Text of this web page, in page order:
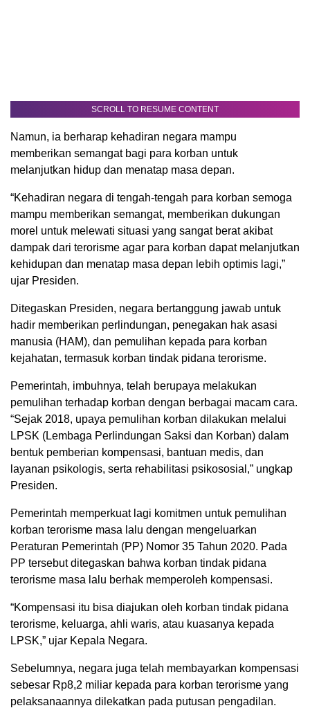
SCROLL TO RESUME CONTENT
Namun, ia berharap kehadiran negara mampu
memberikan semangat bagi para korban untuk
melanjutkan hidup dan menatap masa depan.
“Kehadiran negara di tengah-tengah para korban semoga
mampu memberikan semangat, memberikan dukungan
morel untuk melewati situasi yang sangat berat akibat
dampak dari terorisme agar para korban dapat melanjutkan
kehidupan dan menatap masa depan lebih optimis lagi,”
ujar Presiden.
Ditegaskan Presiden, negara bertanggung jawab untuk
hadir memberikan perlindungan, penegakan hak asasi
manusia (HAM), dan pemulihan kepada para korban
kejahatan, termasuk korban tindak pidana terorisme.
Pemerintah, imbuhnya, telah berupaya melakukan
pemulihan terhadap korban dengan berbagai macam cara.
“Sejak 2018, upaya pemulihan korban dilakukan melalui
LPSK (Lembaga Perlindungan Saksi dan Korban) dalam
bentuk pemberian kompensasi, bantuan medis, dan
layanan psikologis, serta rehabilitasi psikososial,” ungkap
Presiden.
Pemerintah memperkuat lagi komitmen untuk pemulihan
korban terorisme masa lalu dengan mengeluarkan
Peraturan Pemerintah (PP) Nomor 35 Tahun 2020. Pada
PP tersebut ditegaskan bahwa korban tindak pidana
terorisme masa lalu berhak memperoleh kompensasi.
“Kompensasi itu bisa diajukan oleh korban tindak pidana
terorisme, keluarga, ahli waris, atau kuasanya kepada
LPSK,” ujar Kepala Negara.
Sebelumnya, negara juga telah membayarkan kompensasi
sebesar Rp8,2 miliar kepada para korban terorisme yang
pelaksanaannya dilekatkan pada putusan pengadilan.